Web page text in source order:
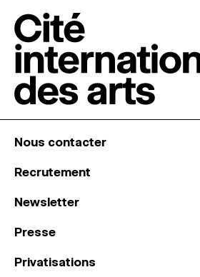
Nous contacter
Recrutement
Newsletter
Presse
Privatisations